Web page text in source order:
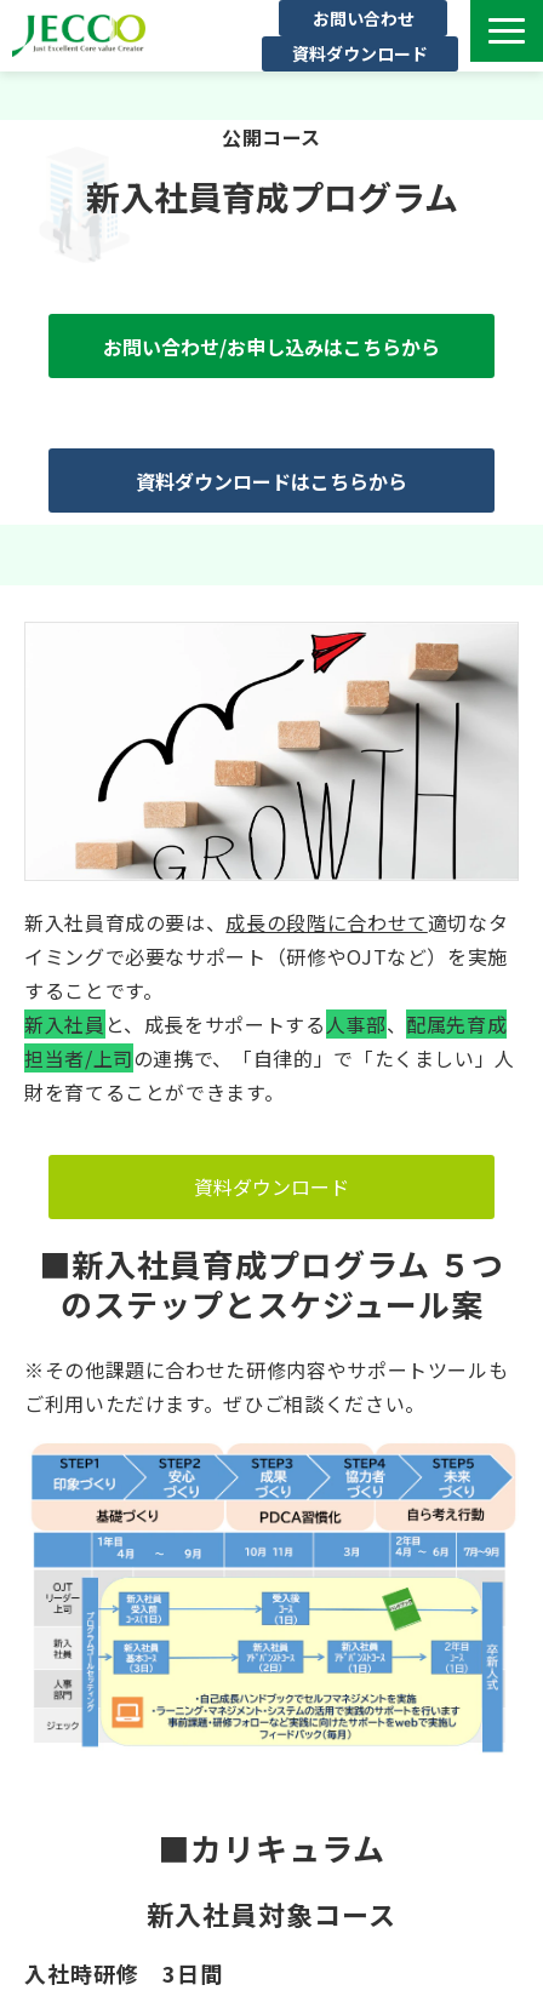
お問い合わせ
資料ダウンロード
ジェックについて
インタビュー
コラム
よくある質問
公開コース
新入社員育成プログラム
お問い合わせ/お申し込みはこちらから
資料ダウンロードはこちらから
新入社員育成の要は、 成長の段階に合わせて適切なタ
イミングで必要なサポート（研修やOJTなど）を実施
することです。
新入社員 と、成長をサポートする 人事部、 配属先育成
担当者/上司の連携で、「自律的」で「たくましい」人
財を育てることができます。
資料ダウンロード
■新入社員育成プログラム ５つ
のステップとスケジュール案
※その他課題に合わせた研修内容やサポートツールも
ご利用いただけます。ぜひご相談ください。
■カリキュラム
新入社員対象コース
入社時研修　3日間